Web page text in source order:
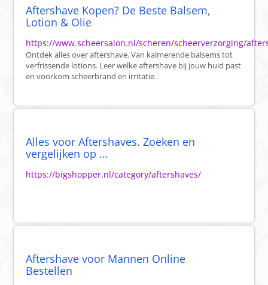
Aftershave Kopen? De Beste Balsem,
Lotion & Olie
https://www.scheersalon.nl/scheren/scheerverzorging/
Ontdek alles over aftershave. Van kalmerende balsems tot
verfrissende lotions. Leer welke aftershave bij jouw huid past
en voorkom scheerbrand en irritatie.
Alles voor Aftershaves. Zoeken en
vergelijken op ...
https://bigshopper.nl/category/aftershaves/
Aftershave voor Mannen Online
Bestellen